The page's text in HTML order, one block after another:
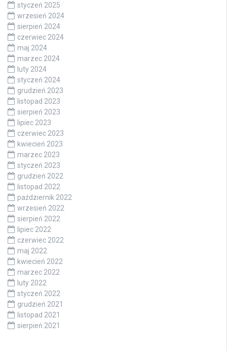
styczeń 2025
wrzesień 2024
sierpień 2024
czerwiec 2024
maj 2024
marzec 2024
luty 2024
styczeń 2024
grudzień 2023
listopad 2023
sierpień 2023
lipiec 2023
czerwiec 2023
kwiecień 2023
marzec 2023
styczeń 2023
grudzień 2022
listopad 2022
październik 2022
wrzesień 2022
sierpień 2022
lipiec 2022
czerwiec 2022
maj 2022
kwiecień 2022
marzec 2022
luty 2022
styczeń 2022
grudzień 2021
listopad 2021
sierpień 2021